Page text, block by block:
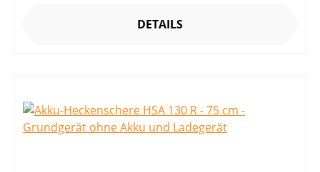
DETAILS